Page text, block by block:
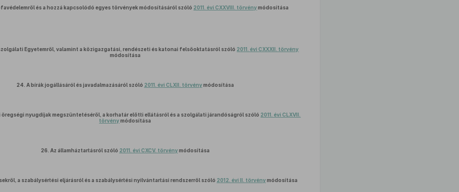
és a hozzá kapcsolódó egyes törvények módosításáról szóló 2011. évi CXXVIII. törvénymódosítása
Egyetemről, valamint a közigazgatási, rendészeti és katonai felsőoktatásról szóló 2011. évi CXXXII. törvény
módosítása
24. A bírák jogállásáról és javadalmazásáról szóló 2011. évi CLXII. törvénymódosítása
nyugdíjak megszüntetéséről, a korhatár előtti ellátásról és a szolgálati járandóságról szóló 2011. évi CLXVII.
törvénymódosítása
26. Az államháztartásról szóló 2011. évi CXCV. törvénymódosítása
a szabálysértési eljárásról és a szabálysértési nyilvántartási rendszerről szóló 2012. évi II. törvénymódosítása